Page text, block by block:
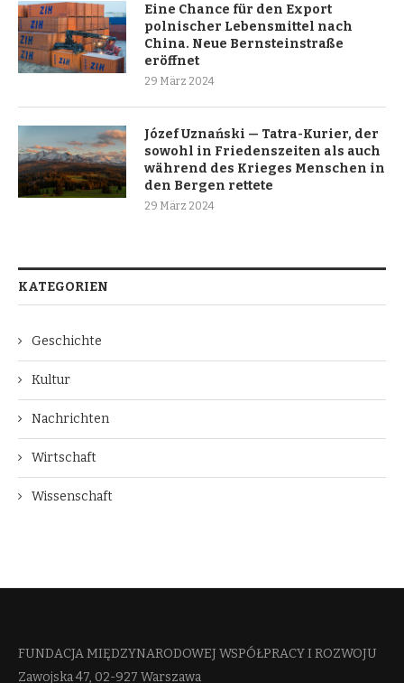
Eine Chance für den Export
polnischer Lebensmittel nach
China. Neue Bernsteinstraße
eröffnet
29 März 2024
Józef Uznański — Tatra-Kurier, der
sowohl in Friedenszeiten als auch
während des Krieges Menschen in
den Bergen rettete
29 März 2024
KATEGORIEN
Geschichte
Kultur
Nachrichten
Wirtschaft
Wissenschaft
FUNDACJA MIĘDZYNARODOWEJ WSPÓŁPRACY I ROZWOJU​
Zawojska 47, 02-927 Warszawa